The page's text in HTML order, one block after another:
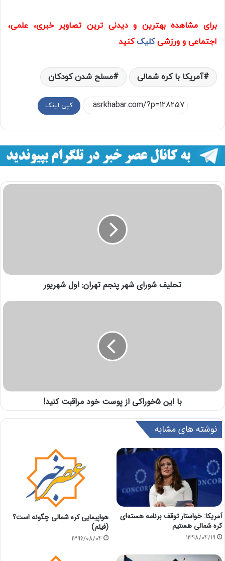
برای مشاهده بهترین و دیدنی ترین تصاویر خبری، علمی،
اجتماعی و ورزشیکلیککنید
آمریکا با کره شمالی مسلح شدن کودکان
کپی لینک
تحلیف شورای شهر پنجم تهران: اول شهریور
با این 5خوراکی از پوست خود مراقبت کنید!
نوشته های مشابه
آمریکا: خواستار توقف برنامه هسته‌ای
کره شمالی هستیم
1398/04/19
هواپیمایی کره شمالی چگونه است؟
(فیلم)
1396/08/04